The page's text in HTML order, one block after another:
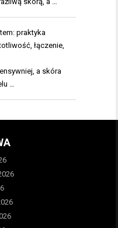
praktyka
łączenie,
a skóra
…